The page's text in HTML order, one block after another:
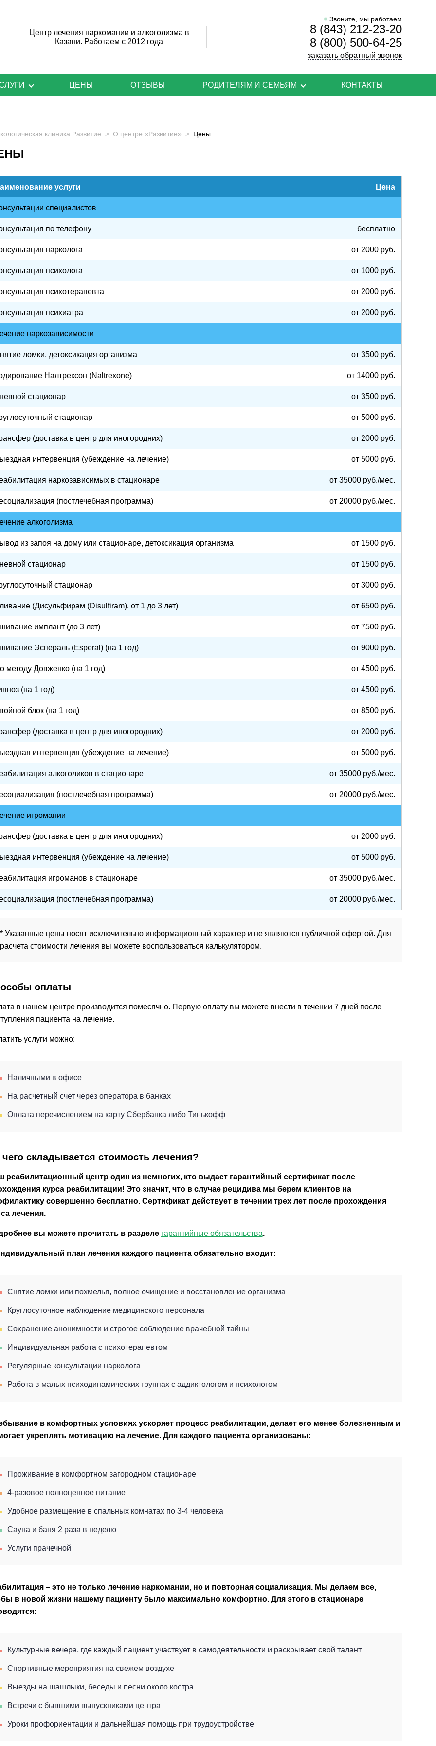
Центр лечения наркомании и алкоголизма в
Казани. Работаем с 2012 года
Звоните, мы работаем
8 (843) 212-23-20
8 (800) 500-64-25
заказать обратный звонок
наркомании
алкоголизма
игромании
ЦЕНЫ ОТЗЫВЫ РОДИТЕЛЯМ И СЕМЬЯМ
Групповые тренинги
Постлечебная программа
КОНТАКТЫ
клиника Развитие О центре «Развитие» Цены
услуги Цена
специалистов
по телефону бесплатно
нарколога от 2000 руб.
психолога от 1000 руб.
психотерапевта от 2000 руб.
психиатра от 2000 руб.
наркозависимости
ломки, детоксикация организма от 3500 руб.
Налтрексон (Naltrexone) от 14000 руб.
стационар от 3500 руб.
стационар от 5000 руб.
(доставка в центр для иногородних) от 2000 руб.
интервенция (убеждение на лечение) от 5000 руб.
наркозависимых в стационаре от 35000 руб./мес.
(постлечебная программа) от 20000 руб./мес.
алкоголизма
из запоя на дому или стационаре, детоксикация организма от 1500 руб.
стационар от 1500 руб.
стационар от 3000 руб.
(Дисульфирам (Disulfiram), от 1 до 3 лет) от 6500 руб.
имплант (до 3 лет) от 7500 руб.
Эспераль (Esperal) (на 1 год) от 9000 руб.
методу Довженко (на 1 год) от 4500 руб.
(на 1 год) от 4500 руб.
блок (на 1 год) от 8500 руб.
(доставка в центр для иногородних) от 2000 руб.
интервенция (убеждение на лечение) от 5000 руб.
алкоголиков в стационаре от 35000 руб./мес.
(постлечебная программа) от 20000 руб./мес.
игромании
(доставка в центр для иногородних) от 2000 руб.
интервенция (убеждение на лечение) от 5000 руб.
игроманов в стационаре от 35000 руб./мес.
(постлечебная программа) от 20000 руб./мес.
* Указанные цены носят исключительно информационный характер и не являются публичной офертой. Для
расчета стоимости лечения вы можете воспользоваться калькулятором.
оплаты
в нашем центре производится помесячно. Первую оплату вы можете внести в течении 7 дней после
пациента на лечение.
услуги можно:
Наличными в офисе
На расчетный счет через оператора в банках
Оплата перечислением на карту Сбербанка либо Тинькофф
чего складывается стоимость лечения?
реабилитационный центр один из немногих, кто выдает гарантийный сертификат после
курса реабилитации! Это значит, что в случае рецидива мы берем клиентов на
совершенно бесплатно. Сертификат действует в течении трех лет после прохождения
лечения.
вы можете прочитать в разделе гарантийные обязательства.
план лечения каждого пациента обязательно входит:
Снятие ломки или похмелья, полное очищение и восстановление организма
Круглосуточное наблюдение медицинского персонала
Сохранение анонимности и строгое соблюдение врачебной тайны
Индивидуальная работа с психотерапевтом
Регулярные консультации нарколога
Работа в малых психодинамических группах с аддиктологом и психологом
в комфортных условиях ускоряет процесс реабилитации, делает его менее болезненным и
укреплять мотивацию на лечение. Для каждого пациента организованы:
Проживание в комфортном загородном стационаре
4-разовое полноценное питание
Удобное размещение в спальных комнатах по 3-4 человека
Сауна и баня 2 раза в неделю
Услуги прачечной
– это не только лечение наркомании, но и повторная социализация. Мы делаем все,
в новой жизни нашему пациенту было максимально комфортно. Для этого в стационаре
Культурные вечера, где каждый пациент участвует в самодеятельности и раскрывает свой талант
Спортивные мероприятия на свежем воздухе
Выезды на шашлыки, беседы и песни около костра
Встречи с бывшими выпускниками центра
Уроки профориентации и дальнейшая помощь при трудоустройстве